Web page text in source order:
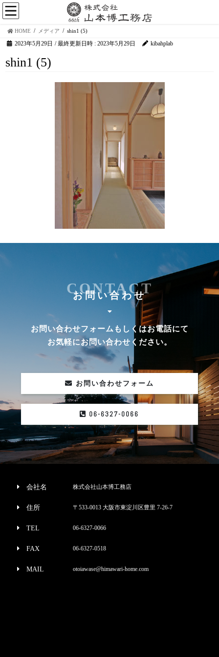
HOME メディア shin1 (5)
2023年5月29日 / 最終更新日時 :2023年5月29日 kibahplab
shin1 (5)
お問い合わせ
CONTACT
お問い合わせフォームもしくはお電話にて
お気軽にお問い合わせください。
お問い合わせフォーム
06-6327-0066
会社名 株式会社山本博工務店
住所 〒533-0013 大阪市東淀川区豊里 7-26-7
TEL 06-6327-0066
FAX 06-6327-0518
MAIL otoiawase@himawari-home.com